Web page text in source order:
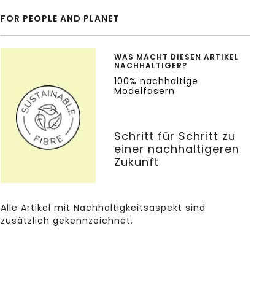
FOR PEOPLE AND PLANET
WAS MACHT DIESEN ARTIKEL
NACHHALTIGER?
100% nachhaltige
Modelfasern
Schritt für Schritt zu
einer nachhaltigeren
Zukunft
Alle Artikel mit Nachhaltigkeitsaspekt sind
zusätzlich gekennzeichnet.